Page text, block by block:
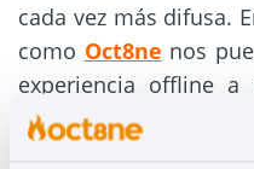
cada vez más difusa.
como Oct8ne nos
experiencia offline a
ofreciendo
Enseñando